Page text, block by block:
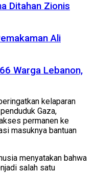
Ditahan Zionis
Ali
Warga Lebanon,
kelaparan
Gaza,
permanen ke
masuknya bantuan
menyatakan bahwa
salah satu